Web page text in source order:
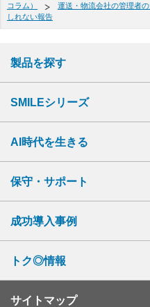
コラム）
運送・物流会社の管理者
しれない報告
製品を探す
SMILEシリーズ
AI時代を生きる
保守・サポート
成功導入事例
トク◎情報
サイトマップ